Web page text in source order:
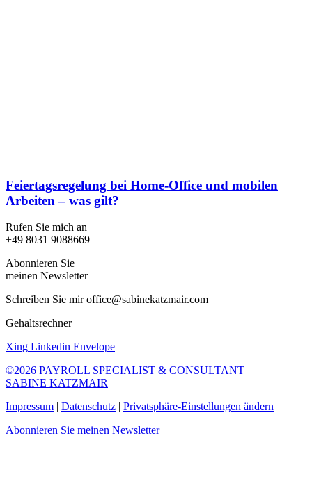
Feiertagsregelung bei Home-Office und mobilen
Arbeiten – was gilt?
Rufen Sie mich an
+49 8031 9088669
Abonnieren Sie
meinen Newsletter
Schreiben Sie mir office@sabinekatzmair.com
Gehaltsrechner
Xing Linkedin Envelope
©2026 PAYROLL SPECIALIST & CONSULTANT
SABINE KATZMAIR
Impressum | Datenschutz | Privatsphäre-Einstellungen ändern
Abonnieren Sie meinen Newsletter